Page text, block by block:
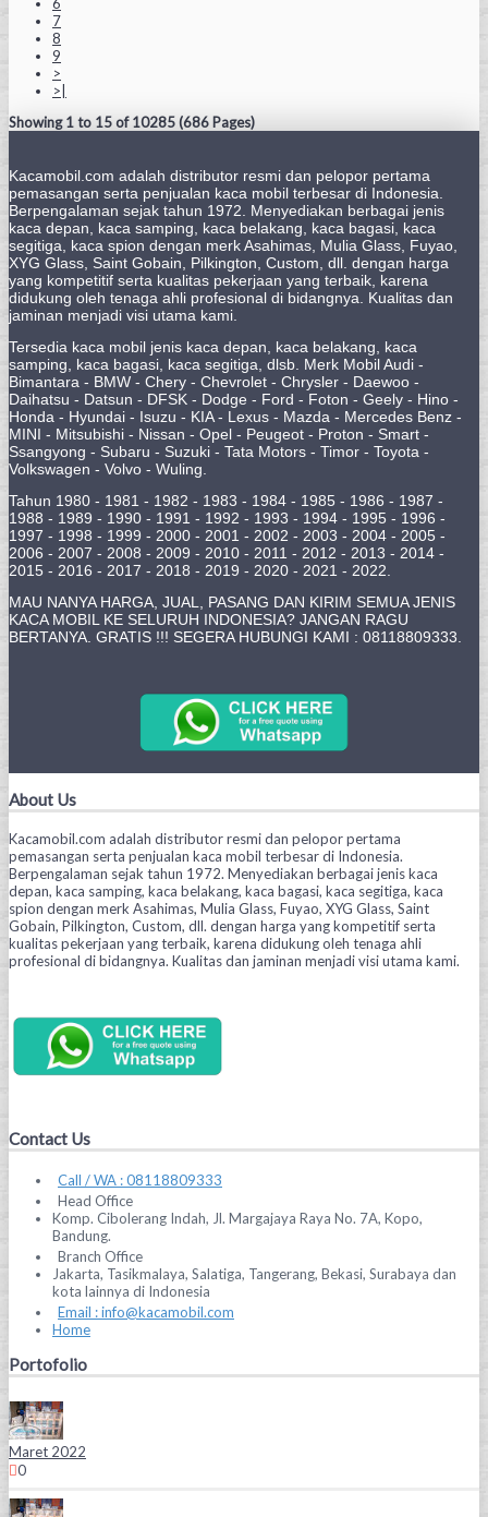
7
8
9
>
>|
Showing 1 to 15 of 10285 (686 Pages)
Kacamobil.com adalah distributor resmi dan pelopor pertama
pemasangan serta penjualan kaca mobil terbesar di Indonesia.
Berpengalaman sejak tahun 1972. Menyediakan berbagai jenis
kaca depan, kaca samping, kaca belakang, kaca bagasi, kaca
segitiga, kaca spion dengan merk Asahimas, Mulia Glass, Fuyao,
XYG Glass, Saint Gobain, Pilkington, Custom, dll. dengan harga
yang kompetitif serta kualitas pekerjaan yang terbaik, karena
didukung oleh tenaga ahli profesional di bidangnya. Kualitas dan
jaminan menjadi visi utama kami.
Tersedia kaca mobil jenis kaca depan, kaca belakang, kaca
samping, kaca bagasi, kaca segitiga, dlsb. Merk Mobil Audi -
Bimantara - BMW - Chery - Chevrolet - Chrysler - Daewoo -
Daihatsu - Datsun - DFSK - Dodge - Ford - Foton - Geely - Hino -
Honda - Hyundai - Isuzu - KIA - Lexus - Mazda - Mercedes Benz -
MINI - Mitsubishi - Nissan - Opel - Peugeot - Proton - Smart -
Ssangyong - Subaru - Suzuki - Tata Motors - Timor - Toyota -
Volkswagen - Volvo - Wuling.
Tahun 1980 - 1981 - 1982 - 1983 - 1984 - 1985 - 1986 - 1987 -
1988 - 1989 - 1990 - 1991 - 1992 - 1993 - 1994 - 1995 - 1996 -
1997 - 1998 - 1999 - 2000 - 2001 - 2002 - 2003 - 2004 - 2005 -
2006 - 2007 - 2008 - 2009 - 2010 - 2011 - 2012 - 2013 - 2014 -
2015 - 2016 - 2017 - 2018 - 2019 - 2020 - 2021 - 2022.
MAU NANYA HARGA, JUAL, PASANG DAN KIRIM SEMUA JENIS
KACA MOBIL KE SELURUH INDONESIA? JANGAN RAGU
BERTANYA. GRATIS !!! SEGERA HUBUNGI KAMI : 08118809333.
About Us
Kacamobil.com adalah distributor resmi dan pelopor pertama
pemasangan serta penjualan kaca mobil terbesar di Indonesia.
Berpengalaman sejak tahun 1972. Menyediakan berbagai jenis kaca
depan, kaca samping, kaca belakang, kaca bagasi, kaca segitiga, kaca
spion dengan merk Asahimas, Mulia Glass, Fuyao, XYG Glass, Saint
Gobain, Pilkington, Custom, dll. dengan harga yang kompetitif serta
kualitas pekerjaan yang terbaik, karena didukung oleh tenaga ahli
profesional di bidangnya. Kualitas dan jaminan menjadi visi utama kami.
Contact Us
Call / WA : 08118809333
Head Office
Komp. Cibolerang Indah, Jl. Margajaya Raya No. 7A, Kopo,
Bandung.
Branch Office
Jakarta, Tasikmalaya, Salatiga, Tangerang, Bekasi, Surabaya dan
kota lainnya di Indonesia
Email : info@kacamobil.com
Home
Portofolio
Maret 2022
0